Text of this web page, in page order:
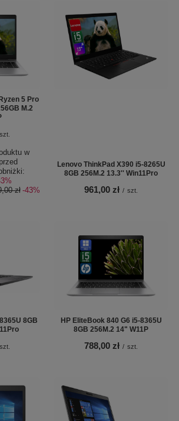
5 Pro
M.2
szt.
w
zł -43%
Lenovo ThinkPad X390 i5-8265U
8GB 256M.2 13.3'' Win11Pro
961,00 zł / szt.
8GB
szt.
HP EliteBook 840 G6 i5-8365U
8GB 256M.2 14" W11P
788,00 zł / szt.